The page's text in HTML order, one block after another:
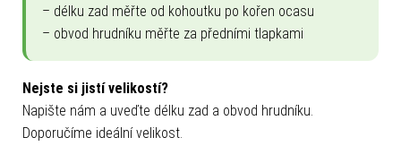
– délku zad měřte od kohoutku po kořen ocasu
– obvod hrudníku měřte za předními tlapkami
Nejste si jistí velikostí?
Napište nám a uveďte délku zad a obvod hrudníku.
Doporučíme ideální velikost.